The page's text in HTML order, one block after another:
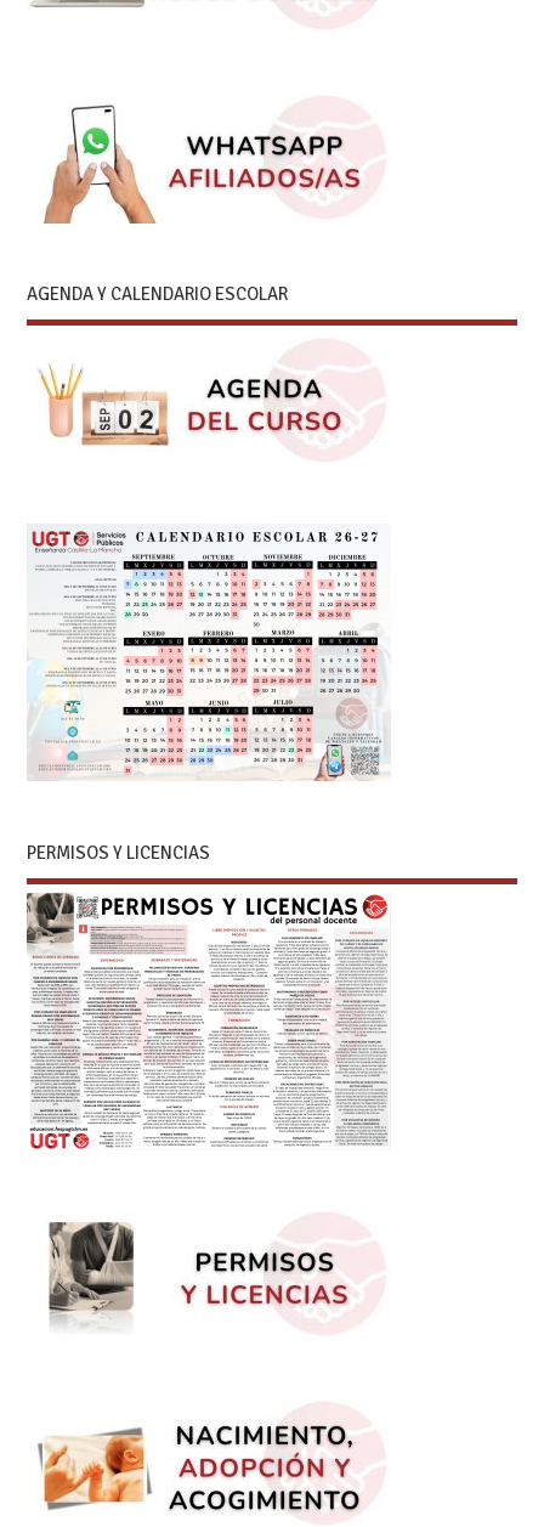
AGENDA Y CALENDARIO ESCOLAR
PERMISOS Y LICENCIAS